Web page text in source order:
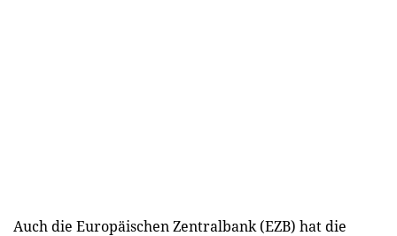
Auch die Europäischen Zentralbank (EZB) hat die